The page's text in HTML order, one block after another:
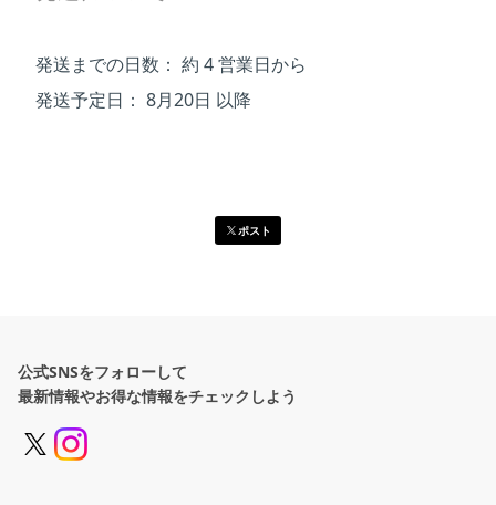
発送までの日数： 約 4 営業日から
発送予定日： 8月20日 以降
ポスト
公式SNSをフォローして
最新情報やお得な情報をチェックしよう